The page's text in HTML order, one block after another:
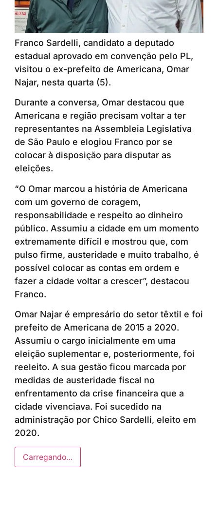
Franco Sardelli, candidato a deputado
estadual aprovado em convenção pelo PL,
visitou o ex-prefeito de Americana, Omar
Najar, nesta quarta (5).
Durante a conversa, Omar destacou que
Americana e região precisam voltar a ter
representantes na Assembleia Legislativa
de São Paulo e elogiou Franco por se
colocar à disposição para disputar as
eleições.
“O Omar marcou a história de Americana
com um governo de coragem,
responsabilidade e respeito ao dinheiro
público. Assumiu a cidade em um momento
extremamente difícil e mostrou que, com
pulso firme, austeridade e muito trabalho, é
possível colocar as contas em ordem e
fazer a cidade voltar a crescer”, destacou
Franco.
Omar Najar é empresário do setor têxtil e foi
prefeito de Americana de 2015 a 2020.
Assumiu o cargo inicialmente em uma
eleição suplementar e, posteriormente, foi
reeleito. A sua gestão ficou marcada por
medidas de austeridade fiscal no
enfrentamento da crise financeira que a
cidade vivenciava. Foi sucedido na
administração por Chico Sardelli, eleito em
2020.
Carregando...